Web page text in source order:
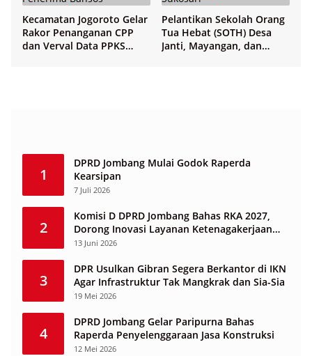
Kecamatan Jogoroto Gelar
Rakor Penanganan CPP
dan Verval Data PPKS
Pelantikan Sekolah Orang
Tua Hebat (SOTH) Desa
Janti, Mayangan, dan
1
DPRD Jombang Mulai Godok Raperda
Kearsipan
7 Juli 2026
2
Komisi D DPRD Jombang Bahas RKA 2027,
Dorong Inovasi Layanan Ketenagakerjaan
Berbasis Desa
13 Juni 2026
3
DPR Usulkan Gibran Segera Berkantor di IKN
Agar Infrastruktur Tak Mangkrak dan Sia-Sia
19 Mei 2026
4
DPRD Jombang Gelar Paripurna Bahas
Raperda Penyelenggaraan Jasa Konstruksi
12 Mei 2026